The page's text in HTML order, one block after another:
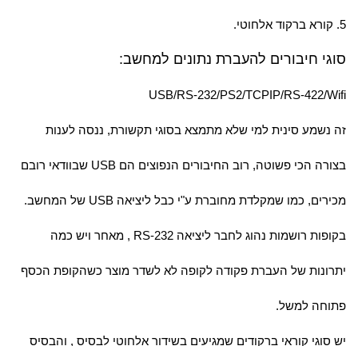
5. קורא ברקוד אלחוטי.
סוגי חיבורים להעברת נתונים למחשב:
USB/RS-232/PS2/TCPIP/RS-422/Wifi
זה נשמע סינית למי שלא מתמצא בסוגי תקשורת, ננסה לענות
בצורה הכי פשוטה, רוב החיבורים הנפוצים הם USB שבוודאי רובם
מכירים, כמו שמקלדת מחוברת ע"י כבל ליציאה USB של המחשב.
בקופות רושמות נהוג לחבר ליציאה RS-232 , מאחר ויש כמה
יתרונות של העברת פקודה לקופה לא לשדר מוצר כשהקופת הכסף
פתוחה למשל.
יש סוגי קוראי ברקודים שמגיעים בשידור אלחוטי לבסיס , והבסיס